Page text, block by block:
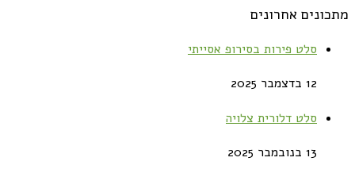
מתכונים אחרונים
סלט פירות בסירופ אסייתי
12 בדצמבר 2025
סלט דלורית צלויה
13 בנובמבר 2025